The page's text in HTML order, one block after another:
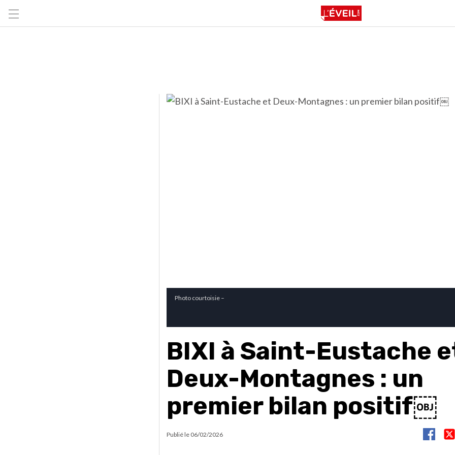
Photo courtoisie –
BIXI à Saint-Eustache
Deux-Montagnes : un
premier bilan positif￼
Publié le 06/02/2026